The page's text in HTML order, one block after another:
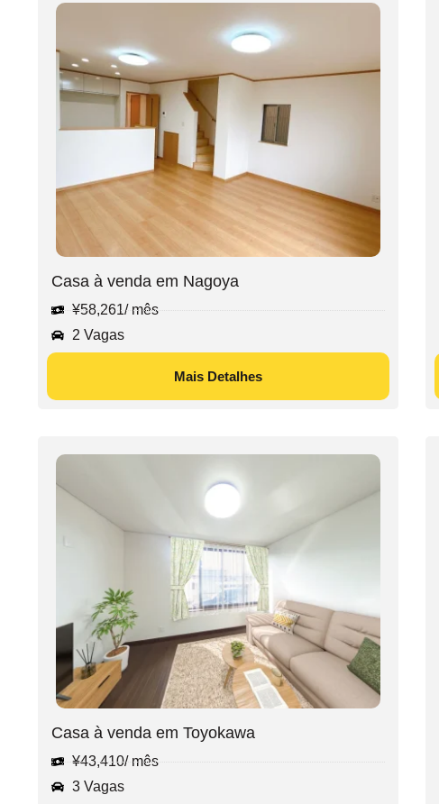
Casa à venda em Nagoya
¥58,261/ mês
2 Vagas
Mais Detalhes
Casa à venda em Toyokawa
¥43,410/ mês
3 Vagas